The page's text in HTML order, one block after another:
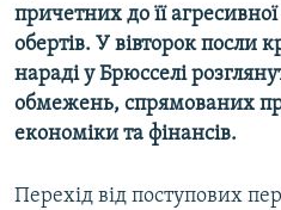
Усі сайти RFE/RL
причетних до її
обертів. У вівторок посли
нараді у Брюсселі
обмежень, спрямованих
економіки та фінансів.
Перехід від поступових